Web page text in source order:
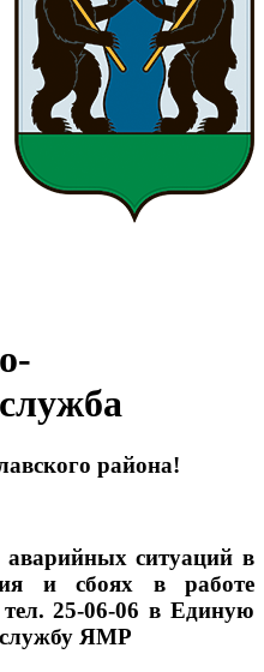
района!
ситуаций в
и сбоях в работе
тел. 25-06-06 в Единую
службу ЯМР